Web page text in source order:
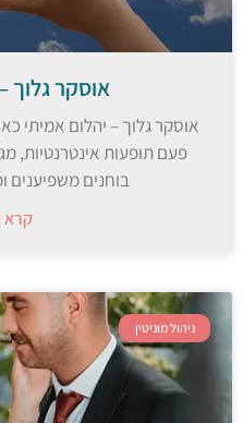
אוסקר גלוך
אוסקר גלוך – יהלום אמיתי
פעם תופעות אינטרנטיות,
בוחנים משפיענים
קרא
ניהול מוניטין